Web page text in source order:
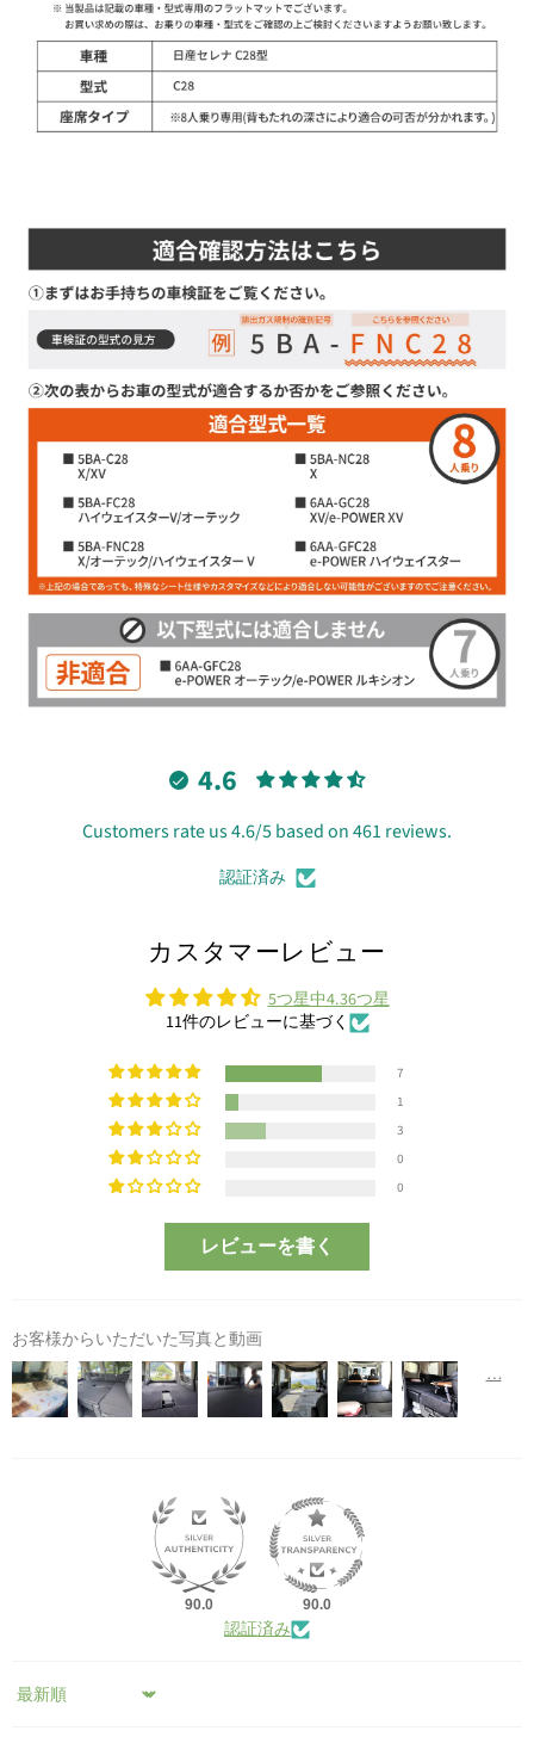
4.6
Customers rate us 4.6/5 based on 461 reviews.
認証済み
カスタマーレビュー
5つ星中4.36つ星
11件のレビューに基づく
7
1
3
0
0
レビューを書く
お客様からいただいた写真と動画
90.0 90.0
認証済み
Sort by